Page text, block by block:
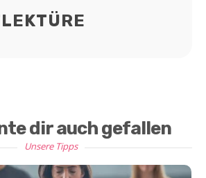
dir auch gefallen
Unsere Tipps